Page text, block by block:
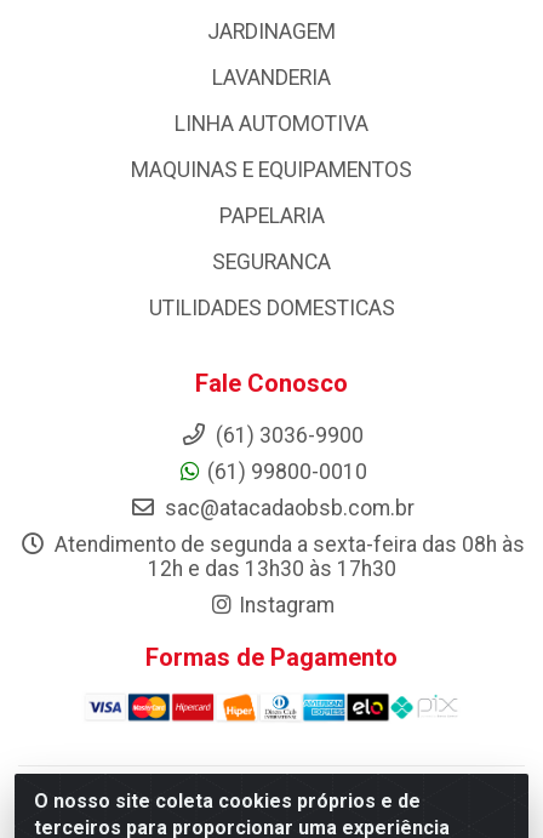
O nosso site coleta cookies próprios e de
terceiros para proporcionar uma experiência
JARDINAGEM
LAVANDERIA
LINHA AUTOMOTIVA
MAQUINAS E EQUIPAMENTOS
PAPELARIA
SEGURANCA
UTILIDADES DOMESTICAS
Fale Conosco
(61) 3036-9900
(61) 99800-0010
sac@atacadaobsb.com.br
Atendimento de segunda a sexta-feira das 08h às
12h e das 13h30 às 17h30
Instagram
Formas de Pagamento
Atacadao da Limpeza F. Pereira Queiroz Comercio e
Distribuicao LTDA - Quadra Qi 10 Lotes 39 e, 41 - Setor